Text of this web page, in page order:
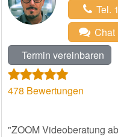
Tel.
Chat
Termin vereinbaren
478 Bewertungen
"ZOOM Videoberatung